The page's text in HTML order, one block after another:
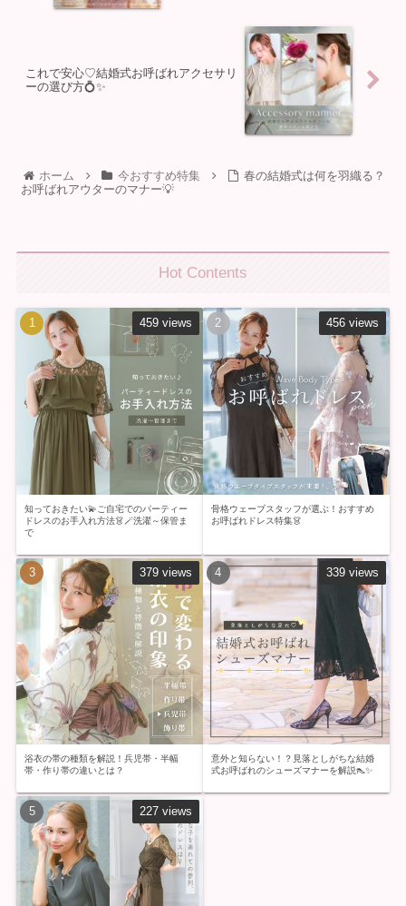
これで安心♡結婚式お呼ばれアクセサリ
ーの選び方💍✨
ホーム 今おすすめ特集
春の結婚式は何を羽織る？
お呼ばれアウターのマナー💡
Hot Contents
知っておきたい💫ご自宅でのパーティー
ドレスのお手入れ方法👗🪄洗濯～保管ま
で
459 views
骨格ウェーブスタッフが選ぶ！おすすめ
お呼ばれドレス特集👗
456 views
浴衣の帯の種類を解説！兵児帯・半幅
帯・作り帯の違いとは？
379 views
意外と知らない！？見落としがちな結婚
式お呼ばれのシューズマナーを解説👠✨
339 views
227 views